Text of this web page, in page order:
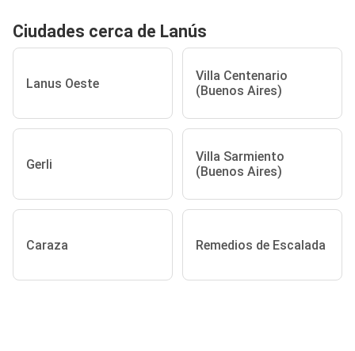
Ciudades cerca de Lanús
Lanus Oeste
Villa Centenario
(Buenos Aires)
Gerli
Villa Sarmiento
(Buenos Aires)
Caraza Remedios de Escalada